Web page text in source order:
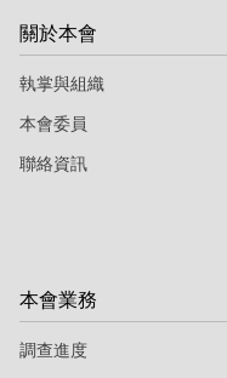
關於本會
執掌與組織
本會委員
聯絡資訊
本會業務
調查進度